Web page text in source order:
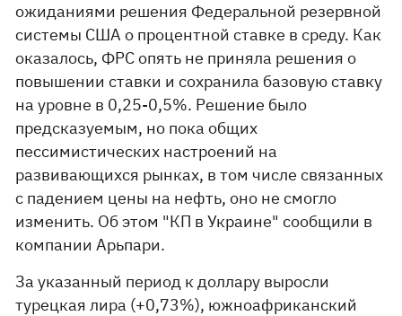
ожиданиями решения Федеральной резервной
системы США о процентной ставке в среду. Как
оказалось, ФРС опять не приняла решения о
повышении ставки и сохранила базовую ставку
на уровне в 0,25-0,5%. Решение было
предсказуемым, но пока общих
пессимистических настроений на
развивающихся рынках, в том числе связанных
с падением цены на нефть, оно не смогло
изменить. Об этом "КП в Украине" сообщили в
компании Арьпари.
За указанный период к доллару выросли
турецкая лира (+0,73%), южноафриканский